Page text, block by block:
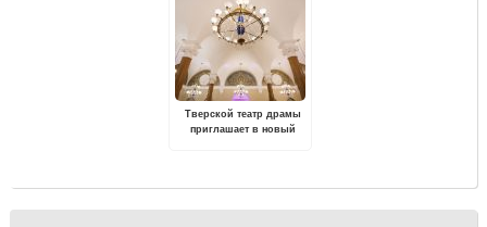
Тверской театр драмы
приглашает в новый